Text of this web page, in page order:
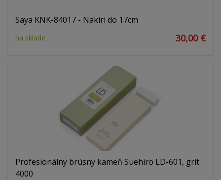
Saya KNK-84017 - Nakiri do 17cm
na sklade 30,00 €
Profesionálny brúsny kameň Suehiro LD-601, grit
4000